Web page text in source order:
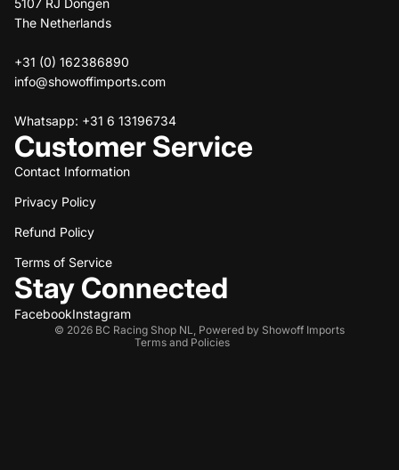
The Netherlands
+31 (0) 162386890
info@showoffimports.com
Whatsapp: +31 6 13196734
Customer Service
Contact Information
Privacy Policy
Refund Policy
Terms of Service
Stay Connected
FacebookInstagram
© 2026 BC Racing Shop NL
Powered by Showoff Imports
Terms and Policies
Refund policy
Privacy policy
Terms of service
Shipping policy
Contact information